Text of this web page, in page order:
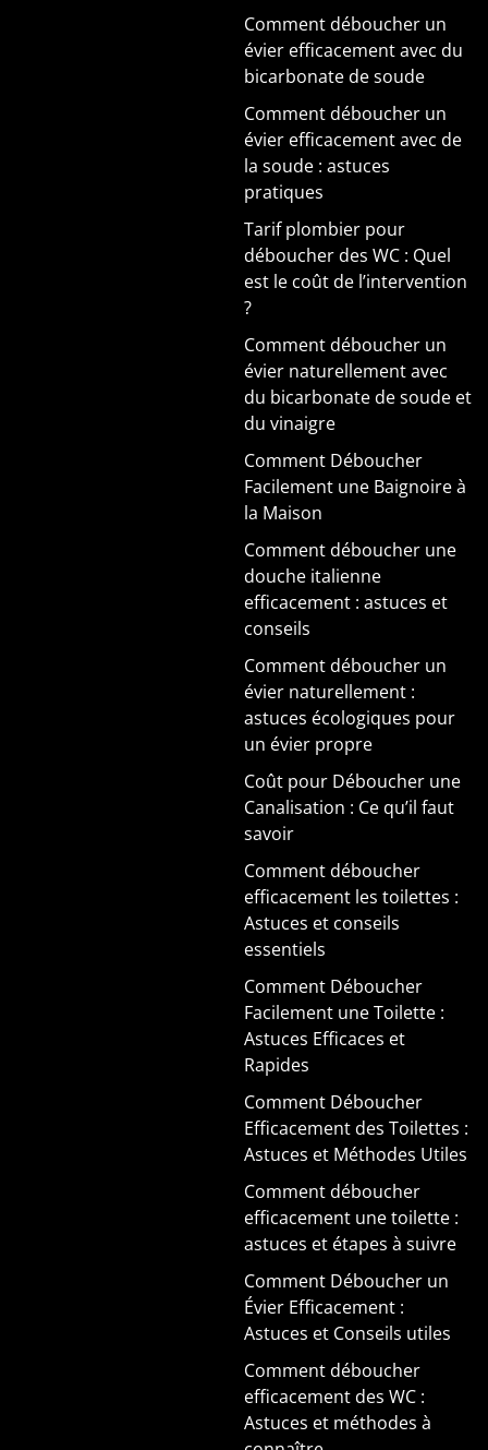
Comment déboucher un
évier efficacement avec du
bicarbonate de soude
Comment déboucher un
évier efficacement avec de
la soude : astuces
pratiques
Tarif plombier pour
déboucher des WC : Quel
est le coût de l’intervention
?
Comment déboucher un
évier naturellement avec
du bicarbonate de soude et
du vinaigre
Comment Déboucher
Facilement une Baignoire à
la Maison
Comment déboucher une
douche italienne
efficacement : astuces et
conseils
Comment déboucher un
évier naturellement :
astuces écologiques pour
un évier propre
Coût pour Déboucher une
Canalisation : Ce qu’il faut
savoir
Comment déboucher
efficacement les toilettes :
Astuces et conseils
essentiels
Comment Déboucher
Facilement une Toilette :
Astuces Efficaces et
Rapides
Comment Déboucher
Efficacement des Toilettes :
Astuces et Méthodes Utiles
Comment déboucher
efficacement une toilette :
astuces et étapes à suivre
Comment Déboucher un
Évier Efficacement :
Astuces et Conseils utiles
Comment déboucher
efficacement des WC :
Astuces et méthodes à